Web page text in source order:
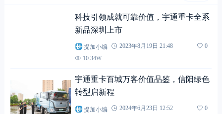
科技引领成就可靠价值，宇通重卡全系
新品深圳上市
提加小编 2023年8月19日 21:48
0
10.34W
宇通重卡百城万客价值品鉴，信阳绿色
转型启新程
提加小编 2024年6月23日 12:52
0